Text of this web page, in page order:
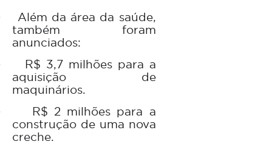
Além da área da saúde,
também foram
anunciados:
R$ 3,7 milhões para a
aquisição de
maquinários.
R$ 2 milhões para a
construção de uma nova
creche.